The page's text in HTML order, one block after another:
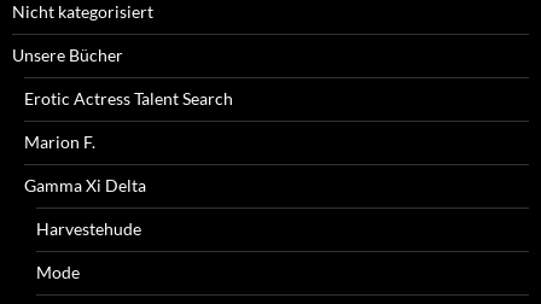
Nicht kategorisiert
Unsere Bücher
Erotic Actress Talent Search
Marion F.
Gamma Xi Delta
Harvestehude
Mode